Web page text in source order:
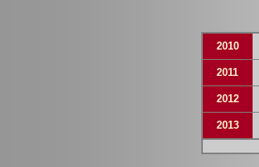
2010
2011
2012
2013